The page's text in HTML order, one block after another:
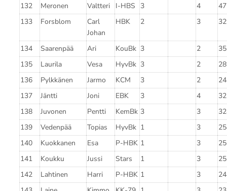
132
Meronen Valtteri I-HBS 3 4
133
Forsblom
Carl
Johan
HBK 2 3
134 Saarenpää Ari KouBk 3 2
135
Laurila Vesa HyvBk 3 2
136
Pylkkänen Jarmo KCM 3 2
137
Jäntti Joni EBK 3 4
138
Juvonen Pentti KemBk 3 3
139
Vedenpää Topias HyvBk 1 3
140
Kuokkanen Esa P-HBK 1 3
141
Koukku Jussi Stars 1 3
142
Lahtinen Harri P-HBK 1 3